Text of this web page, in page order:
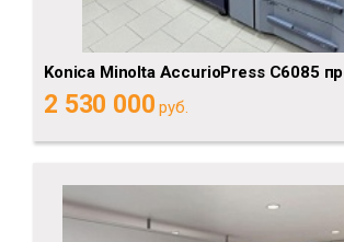
Konica Minolta AccurioPress C6085
2 530 000 руб.